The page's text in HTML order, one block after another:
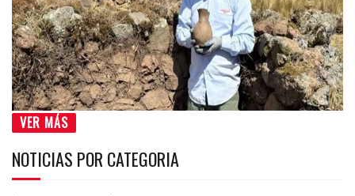
VER MÁS
NOTICIAS POR CATEGORIA